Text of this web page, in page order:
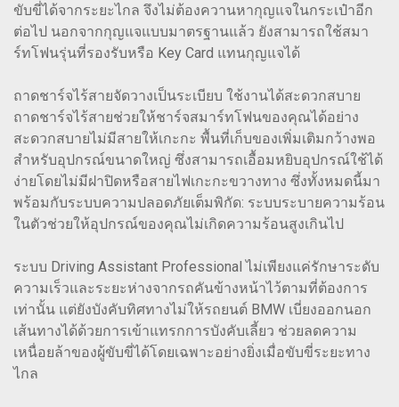
ขับขี่ได้จากระยะไกล จึงไม่ต้องควานหากุญแจในกระเป๋าอีก
ต่อไป นอกจากกุญแจแบบมาตรฐานแล้ว ยังสามารถใช้สมา
ร์ทโฟนรุ่นที่รองรับหรือ Key Card แทนกุญแจได้
ถาดชาร์จไร้สายจัดวางเป็นระเบียบ ใช้งานได้สะดวกสบาย
ถาดชาร์จไร้สายช่วยให้ชาร์จสมาร์ทโฟนของคุณได้อย่าง
สะดวกสบายไม่มีสายให้เกะกะ พื้นที่เก็บของเพิ่มเติมกว้างพอ
สำหรับอุปกรณ์ขนาดใหญ่ ซึ่งสามารถเอื้อมหยิบอุปกรณ์ใช้ได้
ง่ายโดยไม่มีฝาปิดหรือสายไฟเกะกะขวางทาง ซึ่งทั้งหมดนี้มา
พร้อมกับระบบความปลอดภัยเต็มพิกัด: ระบบระบายความร้อน
ในตัวช่วยให้อุปกรณ์ของคุณไม่เกิดความร้อนสูงเกินไป
ระบบ Driving Assistant Professional ไม่เพียงแค่รักษาระดับ
ความเร็วและระยะห่างจากรถคันข้างหน้าไว้ตามที่ต้องการ
เท่านั้น แต่ยังบังคับทิศทางไม่ให้รถยนต์ BMW เบี่ยงออกนอก
เส้นทางได้ด้วยการเข้าแทรกการบังคับเลี้ยว ช่วยลดความ
เหนื่อยล้าของผู้ขับขี่ได้โดยเฉพาะอย่างยิ่งเมื่อขับขี่ระยะทาง
ไกล